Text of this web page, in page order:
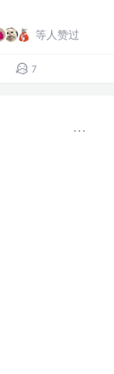
等人赞过
7